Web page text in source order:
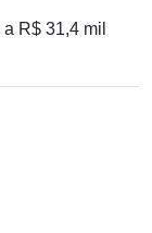
R$ 31,4 mil